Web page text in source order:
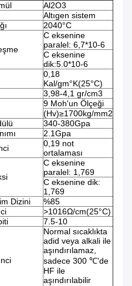
Al2O3
Altıgen sistem
2040°C
C eksenine
paralel: 6,7*10-6
C eksenine
dik:5.0*10-6
0,18
Kal/gm°K(25°C)
3,98-4,1 gr/cm3
9 Moh'un Ölçeği
(Hv)≥1700kg/mm2
340-380Gpa
2.1Gpa
0,19 not
ortalaması
C eksenine
paralel: 1,769
C eksenine dik:
1,769
Dizini
%85
>1016Ω/cm(25°C)
7.5-10
Normal sıcaklıkta
adid veya alkali ile
aşındırılamaz,
sadece 300 ℃'de
HF ile
aşındırılabilir